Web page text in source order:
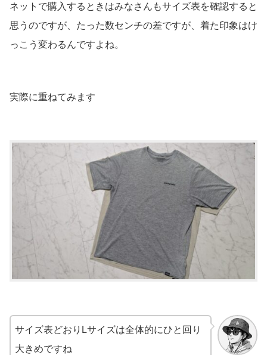
ネットで購入するときはみなさんもサイズ表を確認すると
思うのですが、たった数センチの差ですが、着た印象はけ
っこう変わるんですよね。
実際に重ねてみます
サイズ表どおりLサイズは全体的にひと回り
大きめですね